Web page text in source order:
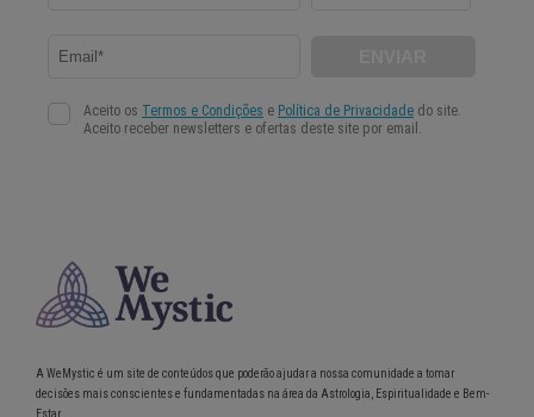
A WeMystic é um site de conteúdos que poderão ajudar a nossa comunidade a tomar
decisões mais conscientes e fundamentadas na área da Astrologia, Espiritualidade e Bem-
Estar.